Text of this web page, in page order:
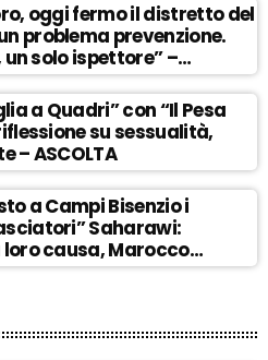
oggi fermo il distretto del
problema prevenzione.
solo ispettore” –
a Quadri” con “Il Pesa
su sessualità,
– ASCOLTA
a Campi Bisenzio i
Saharawi:
loro causa, Marocco
– ASCOLTA